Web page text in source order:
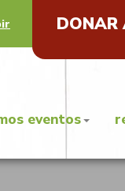
DONAR
eventos